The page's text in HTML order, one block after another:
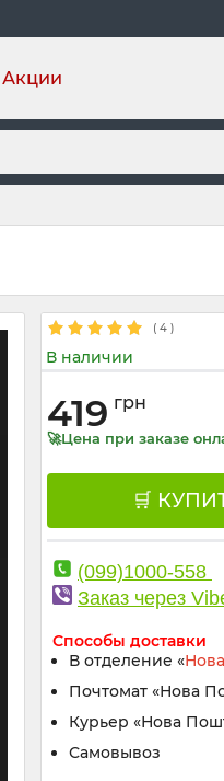
Акции
( 4 )
В наличии
419 грн
🚀Цена при заказе
🛒
(099)1000-558
Заказ через
Способы доставки
В отделение «
Почтомат «Нова
Курьер «Нова
Самовывоз